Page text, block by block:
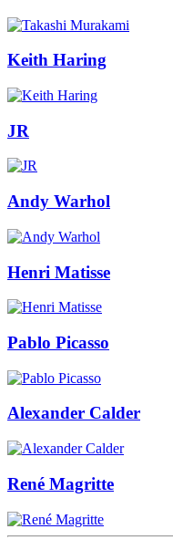
Keith Haring
JR
Andy Warhol
Henri Matisse
Pablo Picasso
Alexander Calder
René Magritte